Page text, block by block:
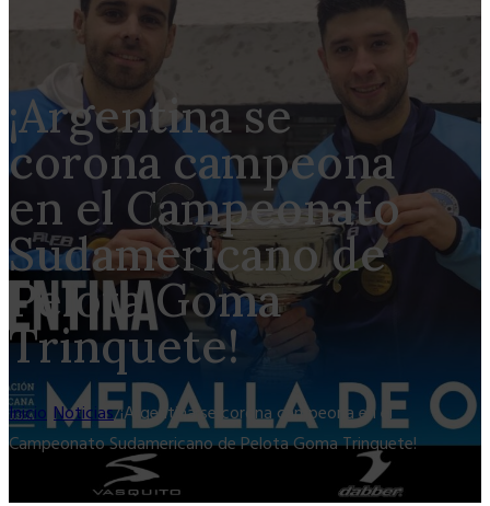
¡Argentina se
corona campeona
en el Campeonato
Sudamericano de
Pelota Goma
Trinquete!
Inicio Noticias/¡Argentina se corona campeona en el
Campeonato Sudamericano de Pelota Goma Trinquete!